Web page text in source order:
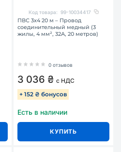
Код товара: 99-10034417
ПВС 3х4 20 м – Провод
соединительный медный (3
жилы, 4 мм², 32А, 20 метров)
0 отзывов
3 036 ₴ с НДС
+ 152 ₴ бонусов
Есть в наличии
КУПИТЬ